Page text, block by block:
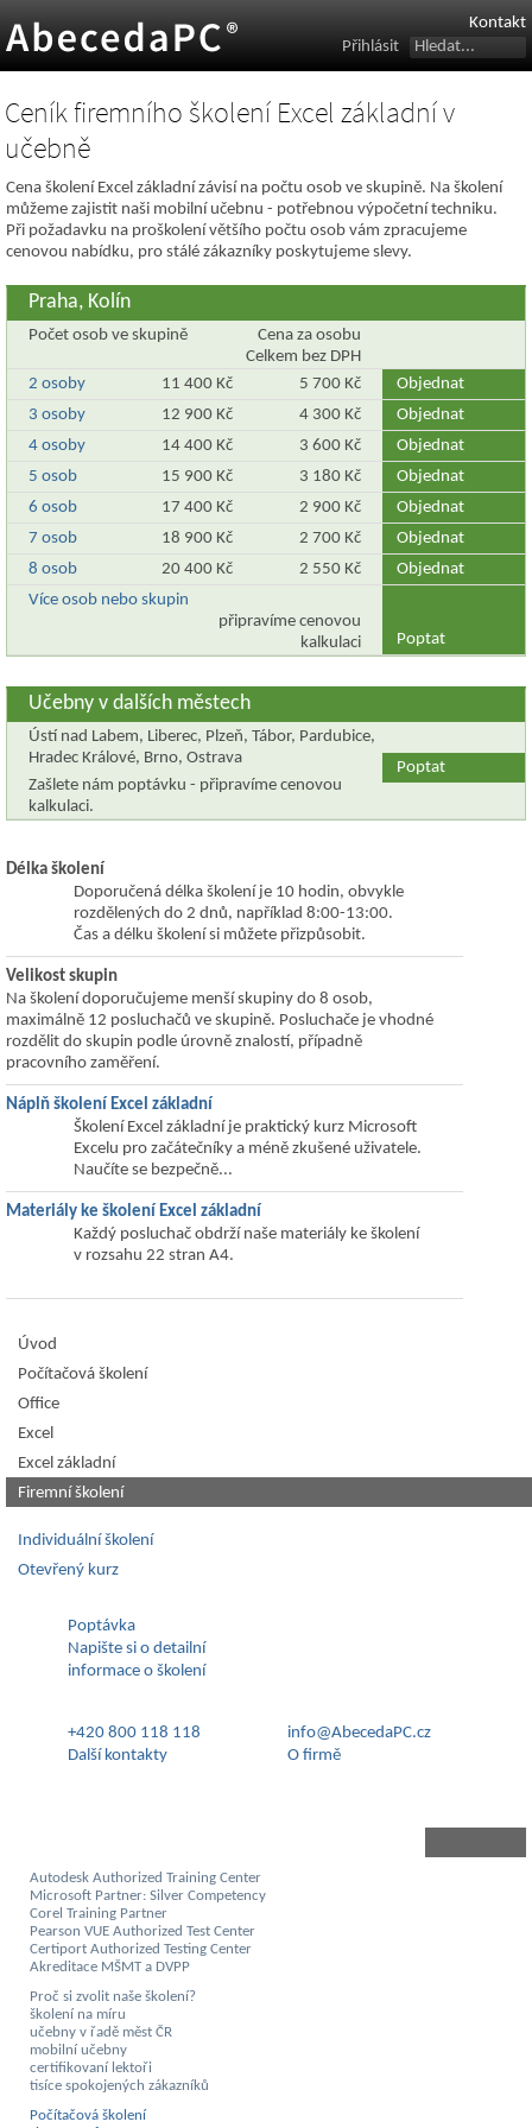
Kontakt
Přihlásit
Ceník firemního školení Excel základní v
učebně
Cena školení Excel základní závisí na počtu osob ve skupině. Na školení
můžeme zajistit naši mobilní učebnu - potřebnou výpočetní techniku.
Při požadavku na proškolení většího počtu osob vám zpracujeme
cenovou nabídku, pro stálé zákazníky poskytujeme slevy.
Praha, Kolín
Počet osob ve skupině
Cena za osobu
Celkem bez DPH
2 osoby
5 700 Kč
11 400 Kč
Objednat
3 osoby
4 300 Kč
12 900 Kč
Objednat
4 osoby
3 600 Kč
14 400 Kč
Objednat
5 osob
3 180 Kč
15 900 Kč
Objednat
6 osob
2 900 Kč
17 400 Kč
Objednat
7 osob
2 700 Kč
18 900 Kč
Objednat
8 osob
2 550 Kč
20 400 Kč
Objednat
Více osob nebo skupin
připravíme cenovou
kalkulaci
Poptat
Učebny v dalších městech
Poptat
Ústí nad Labem, Liberec, Plzeň, Tábor, Pardubice,
Hradec Králové, Brno, Ostrava
Zašlete nám poptávku - připravíme cenovou
kalkulaci.
Délka školení
Doporučená délka školení je 10 hodin, obvykle
rozdělených do 2 dnů, například 8:00-13:00.
Čas a délku školení si můžete přizpůsobit.
Velikost skupin
Na školení doporučujeme menší skupiny do 8 osob,
maximálně 12 posluchačů ve skupině. Posluchače je vhodné
rozdělit do skupin podle úrovně znalostí, případně
pracovního zaměření.
Náplň školení Excel základní
Školení Excel základní je praktický kurz Microsoft
Excelu pro začátečníky a méně zkušené uživatele.
Naučíte se bezpečně...
Materiály ke školení Excel základní
Každý posluchač obdrží naše materiály ke školení
v rozsahu 22 stran A4.
Úvod
Počítačová školení
Office
Excel
Excel základní
Firemní školení
Individuální školení
Otevřený kurz
Poptávka
Napište si o detailní
informace o školení
+420 800 118 118
info@AbecedaPC.cz
Další kontakty
O firmě
Autodesk Authorized Training Center
Microsoft Partner: Silver Competency
Corel Training Partner
Pearson VUE Authorized Test Center
Certiport Authorized Testing Center
Akreditace MŠMT a DVPP
Proč si zvolit naše školení?
školení na míru
učebny v řadě měst ČR
mobilní učebny
certifikovaní lektoři
tisíce spokojených zákazníků
Počítačová školení